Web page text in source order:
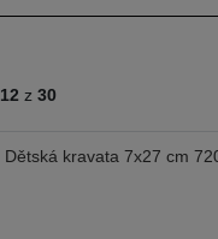
12 z 30
Dětská kravata 7x27 cm